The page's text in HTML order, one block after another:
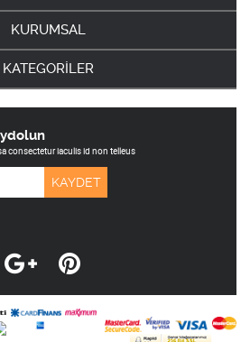
KURUMSAL
KATEGORİLER
consectetur iaculis id non telleus